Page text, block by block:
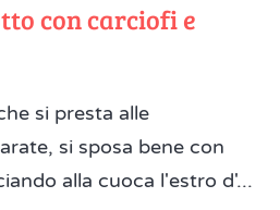
con carciofi e
si presta alle
si sposa bene con
alla cuoca l'estro d'...